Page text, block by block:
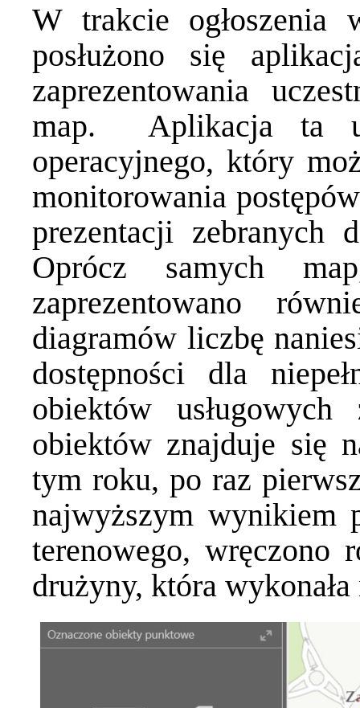
W trakcie ogłoszenia
posłużono się
zaprezentowania
map. Aplikacja ta
operacyjnego, który
monitorowania
prezentacji zebranych
Oprócz samych
zaprezentowano
diagramów liczbę
dostępności dla
obiektów
obiektów znajduje się
tym roku, po raz
najwyższym wynikiem
terenowego, wręczono
drużyny, która